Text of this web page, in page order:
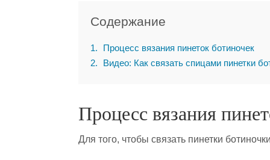
Содержание
1
Процесс вязания пинеток ботиночек
2
Видео: Как связать спицами пинетки
Процесс вязания
Для того, чтобы связать пинетки